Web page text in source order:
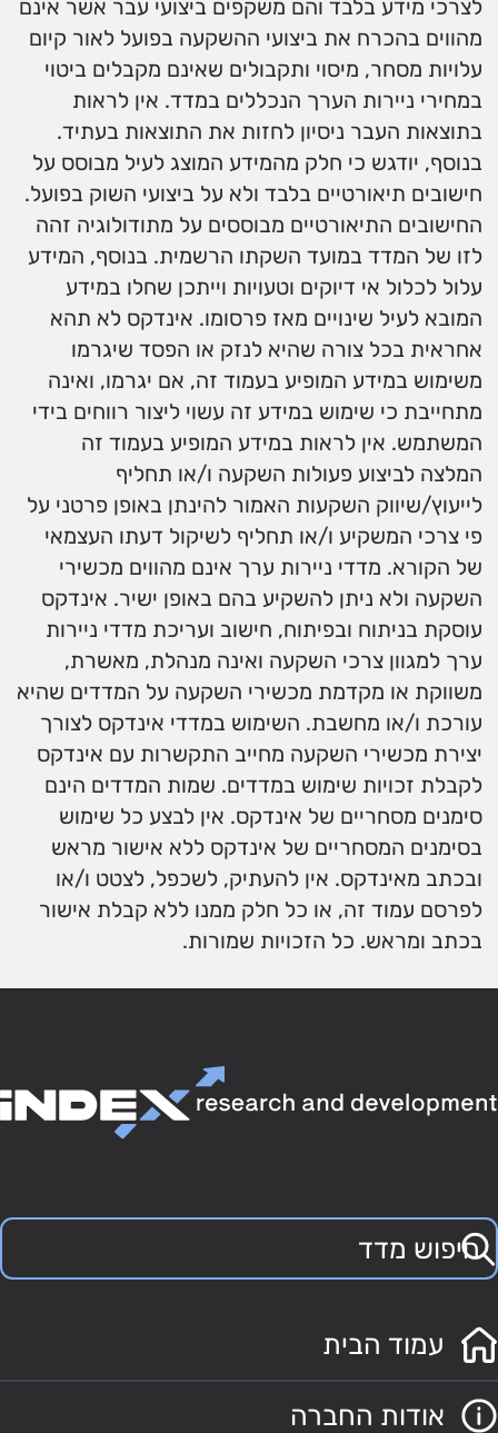
לצרכי מידע בלבד והם משקפים ביצועי עבר אשר אינם
מהווים בהכרח את ביצועי ההשקעה בפועל לאור קיום
עלויות מסחר, מיסוי ותקבולים שאינם מקבלים ביטוי
במחירי ניירות הערך הנכללים במדד. אין לראות
בתוצאות העבר ניסיון לחזות את התוצאות בעתיד.
בנוסף, יודגש כי חלק מהמידע המוצג לעיל מבוסס על
חישובים תיאורטיים בלבד ולא על ביצועי השוק בפועל.
החישובים התיאורטיים מבוססים על מתודולוגיה זהה
לזו של המדד במועד השקתו הרשמית. בנוסף, המידע
עלול לכלול אי דיוקים וטעויות וייתכן שחלו במידע
המובא לעיל שינויים מאז פרסומו. אינדקס לא תהא
אחראית בכל צורה שהיא לנזק או הפסד שיגרמו
משימוש במידע המופיע בעמוד זה, אם יגרמו, ואינה
מתחייבת כי שימוש במידע זה עשוי ליצור רווחים בידי
המשתמש. אין לראות במידע המופיע בעמוד זה
המלצה לביצוע פעולות השקעה ו/או תחליף
לייעוץ/שיווק השקעות האמור להינתן באופן פרטני על
פי צרכי המשקיע ו/או תחליף לשיקול דעתו העצמאי
של הקורא. מדדי ניירות ערך אינם מהווים מכשירי
השקעה ולא ניתן להשקיע בהם באופן ישיר. אינדקס
עוסקת בניתוח ובפיתוח, חישוב ועריכת מדדי ניירות
ערך למגוון צרכי השקעה ואינה מנהלת, מאשרת,
משווקת או מקדמת מכשירי השקעה על המדדים שהיא
עורכת ו/או מחשבת. השימוש במדדי אינדקס לצורך
יצירת מכשירי השקעה מחייב התקשרות עם אינדקס
לקבלת זכויות שימוש במדדים. שמות המדדים הינם
סימנים מסחריים של אינדקס. אין לבצע כל שימוש
בסימנים המסחריים של אינדקס ללא אישור מראש
ובכתב מאינדקס. אין להעתיק, לשכפל, לצטט ו/או
לפרסם עמוד זה, או כל חלק ממנו ללא קבלת אישור
בכתב ומראש. כל הזכויות שמורות.
עמוד הבית
אודות החברה